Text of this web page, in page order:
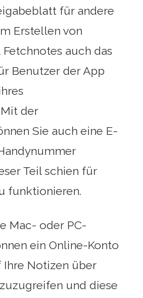
für andere
Erstellen von
auch das
Benutzer der App
der
Sie auch eine E-
Teil schien für
funktionieren.
Mac- oder PC-
ein Online-Konto
Ihre Notizen über
und diese